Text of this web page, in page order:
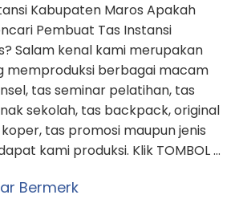
Kabupaten Maros Apakah
Pembuat Tas Instansi
Salam kenal kami merupakan
memproduksi berbagai macam
tas seminar pelatihan, tas
sekolah, tas backpack, original
tas promosi maupun jenis
kami produksi. Klik TOMBOL …
Bermerk